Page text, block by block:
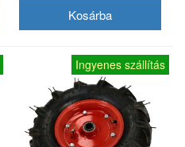
Ingyenes szállítás